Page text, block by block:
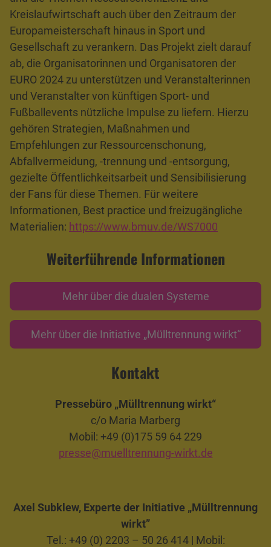
Kreislaufwirtschaft auch über den Zeitraum der
Europameisterschaft hinaus in Sport und
Gesellschaft zu verankern. Das Projekt zielt darauf
ab, die Organisatorinnen und Organisatoren der
EURO 2024 zu unterstützen und Veranstalterinnen
und Veranstalter von künftigen Sport- und
Fußballevents nützliche Impulse zu liefern. Hierzu
gehören Strategien, Maßnahmen und
Empfehlungen zur Ressourcenschonung,
Abfallvermeidung, -trennung und -entsorgung,
gezielte Öffentlichkeitsarbeit und Sensibilisierung
der Fans für diese Themen. Für weitere
Informationen, Best practice und freizugängliche
Materialien: https://www.bmuv.de/WS7000
Weiterführende Informationen
Mehr über die dualen Systeme
Mehr über die Initiative „Mülltrennung wirkt“
Kontakt
Pressebüro „Mülltrennung wirkt“
c/o Maria Marberg
Mobil: +49 (0)175 59 64 229
presse@muelltrennung-wirkt.de
Axel Subklew, Experte der Initiative „Mülltrennung
wirkt”
Tel.: +49 (0) 2203 – 50 26 414 | Mobil: